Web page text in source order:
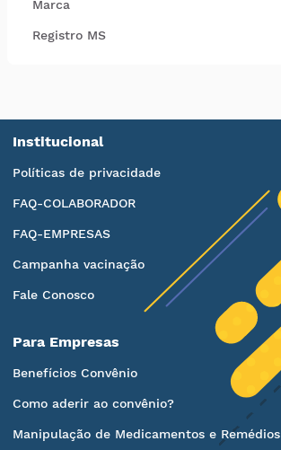
Marca
Registro MS
Institucional
Políticas de privacidade
FAQ-COLABORADOR
FAQ-EMPRESAS
Campanha vacinação
Fale Conosco
Para Empresas
Benefícios Convênio
Como aderir ao convênio?
Manipulação de Medicamentos e Remédios